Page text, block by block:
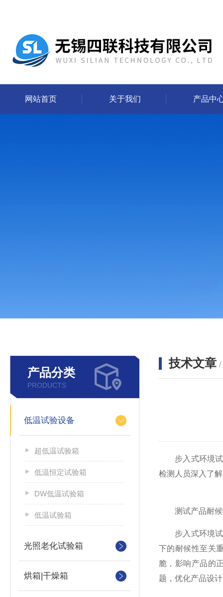
网站首页 关于我们 产品中
产品分类
PRODUCTS
低温试验设备
超低温试验箱
低温恒定试验箱
DW低温试验箱
低温试验箱
光照老化试验箱
烘箱|干燥箱
技术文章 /
步入式环境试
检测人员深入了
测试产品耐候
步入式环境试
下的耐候性至关
脆，影响产品的
题，优化产品设